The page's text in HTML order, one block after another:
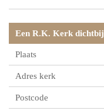
Een R.K. Kerk dichtbij
Plaats
Adres kerk
Postcode